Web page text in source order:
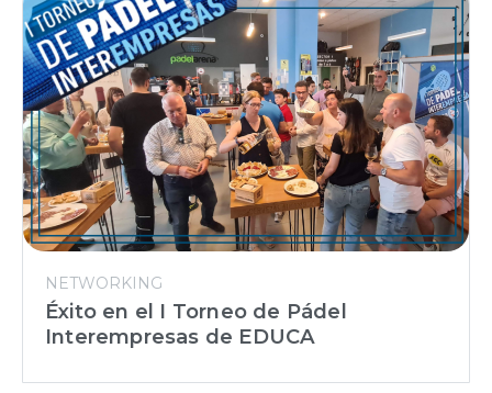
NETWORKING
Éxito en el I Torneo de Pádel
Interempresas de EDUCA